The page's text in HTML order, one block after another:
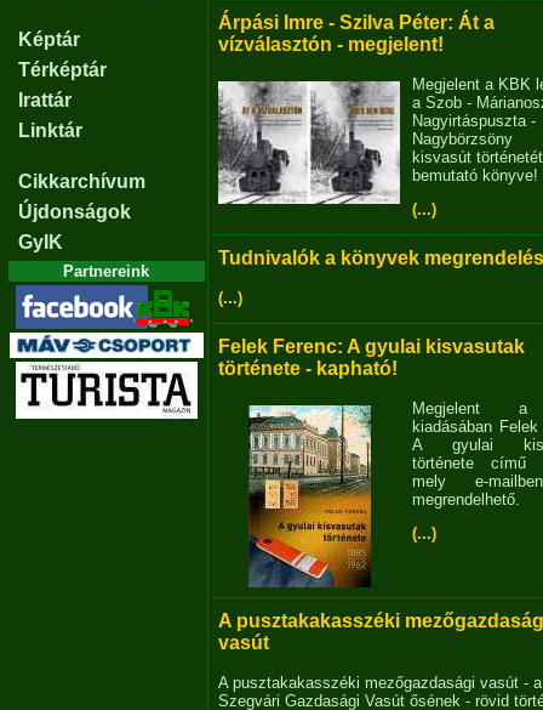
Képtár
Térképtár
Irattár
Linktár
Cikkarchívum
Újdonságok
GyIK
Partnereink
Árpási Imre - Szilva Péter: Át a
vízválasztón - megjelent!
Megjelent a KBK
a Szob -
Nagyirtáspuszta -
Nagybörzsöny
kisvasút történetét
bemutató könyve!
(...)
Tudnivalók a könyvek
(...)
Felek Ferenc: A gyulai kisvasutak
története - kapható!
Megjelent
kiadásában
A gyulai
története című
mely e-
megrendelhető.
(...)
A pusztakakasszéki
vasút
A pusztakakasszéki mezőgazdasági vasút - a
Szegvári Gazdasági Vasút ősének - rövid